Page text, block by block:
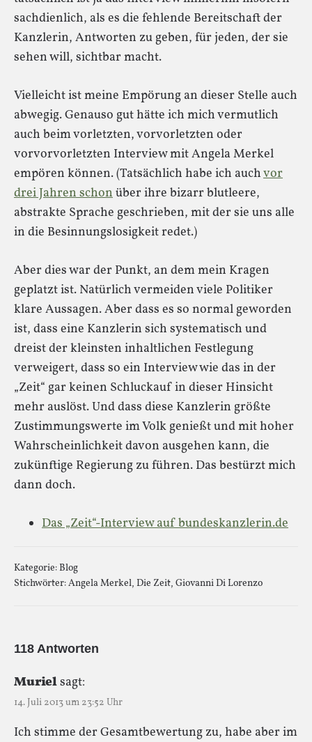
sachdienlich, als es die fehlende Bereitschaft der
Kanzlerin, Antworten zu geben, für jeden, der sie
sehen will, sichtbar macht.
Vielleicht ist meine Empörung an dieser Stelle auch
abwegig. Genauso gut hätte ich mich vermutlich
auch beim vorletzten, vorvorletzten oder
vorvorvorletzten Interview mit Angela Merkel
empören können. (Tatsächlich habe ich auchvor
drei Jahren schonüber ihre bizarr blutleere,
abstrakte Sprache geschrieben, mit der sie uns alle
in die Besinnungslosigkeit redet.)
Aber dies war der Punkt, an dem mein Kragen
geplatzt ist. Natürlich vermeiden viele Politiker
klare Aussagen. Aber dass es so normal geworden
ist, dass eine Kanzlerin sich systematisch und
dreist der kleinsten inhaltlichen Festlegung
verweigert, dass so ein Interview wie das in der
„Zeit“ gar keinen Schluckauf in dieser Hinsicht
mehr auslöst. Und dass diese Kanzlerin größte
Zustimmungswerte im Volk genießt und mit hoher
Wahrscheinlichkeit davon ausgehen kann, die
zukünftige Regierung zu führen. Das bestürzt mich
dann doch.
Das „Zeit“-Interview auf bundeskanzlerin.de
Kategorie:Blog
Stichwörter:Angela Merkel, Die Zeit, Giovanni Di Lorenzo
118 Antworten
Murielsagt:
14. Juli 2013 um 23:52 Uhr
Ich stimme der Gesamtbewertung zu, habe aber im